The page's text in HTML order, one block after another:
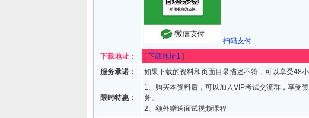
扫码支付
下载地址：
[下载地址1 ]
服务承诺：
如果下载的资料和页面目录描述不符，可以享受48
限时特惠：
1、购买本资料后，可以加入VIP考试交流群，享受
务。
2、额外赠送面试视频课程